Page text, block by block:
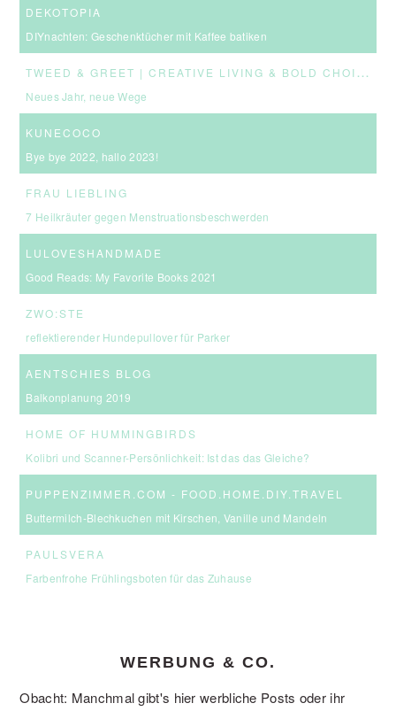
DEKOTOPIA
DIYnachten: Geschenktücher mit Kaffee batiken
T
WEED & GREET | CREATIVE LIVING & BOLD CHOICES
Neues Jahr, neue Wege
KUNECOCO
Bye bye 2022, hallo 2023!
FRAU LIEBLING
7 Heilkräuter gegen Menstruationsbeschwerden
LULOVESHANDMADE
Good Reads: My Favorite Books 2021
ZWO:STE
reflektierender Hundepullover für Parker
AENTSCHIES BLOG
Balkonplanung 2019
HOME OF HUMMINGBIRDS
Kolibri und Scanner-Persönlichkeit: Ist das das Gleiche?
PUPPENZIMMER.COM - FOOD.HOME.DIY.TRAVEL
Buttermilch-Blechkuchen mit Kirschen, Vanille und Mandeln
PAULSVERA
Farbenfrohe Frühlingsboten für das Zuhause
WERBUNG & CO.
Obacht: Manchmal gibt's hier werbliche Posts oder ihr